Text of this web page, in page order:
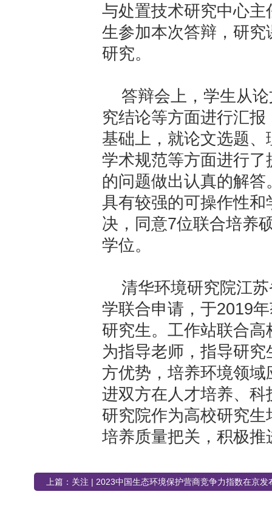
与处置技术研究中心
生参加本次答辩，研
研究。
答辩会上，学生从
究结论等方面进行汇
基础上，就论文选题
学术规范等方面进行
的问题做出认真的解
具有较强的可操作性
决，同意7位联合培养
学位。
清华环境研究院江
学联合申请，于2019
研究生。 工作站联合高
为指导老师，指导研
方优势，培养环境领
进双方在人才培养、
研究院作为高校研究
培养质量把关，积极
上篇： 关注 | 2023中国生态环境保护营商竞争力指数在京发